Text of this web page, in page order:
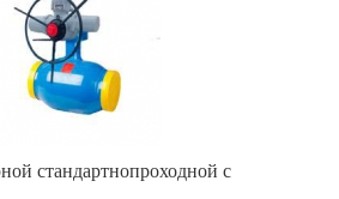
стандартнопроходной с